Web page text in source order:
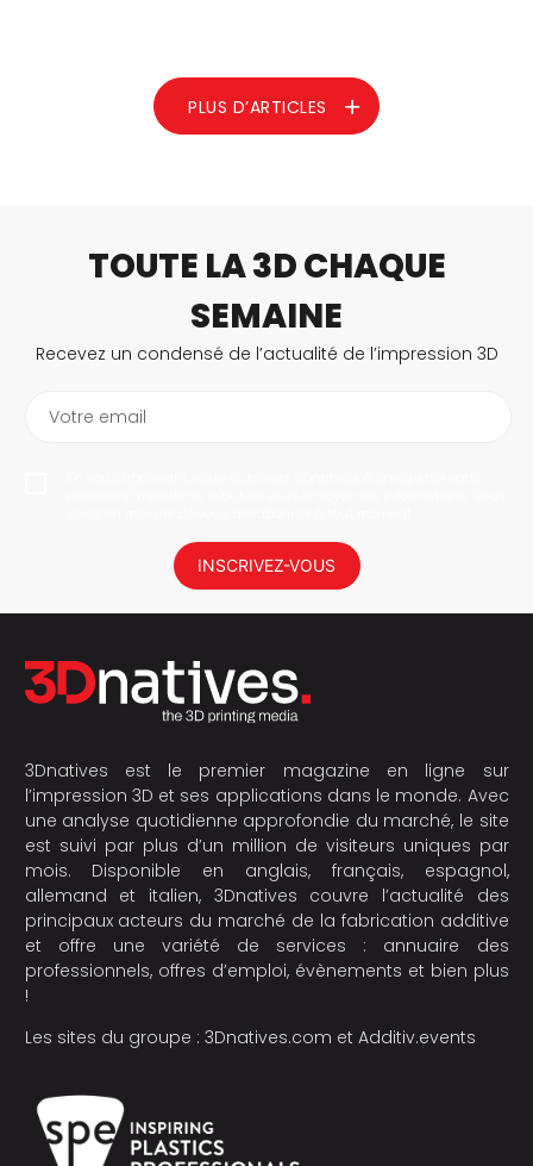
multiplateforme. Ce programme se distingue…
PLUS D’ARTICLES
TOUTE LA 3D CHAQUE
SEMAINE
Recevez un condensé de l’actualité de l’impression 3D
Votre email
INSCRIVEZ-VOUS
3Dnatives est le premier magazine en ligne sur
l’impression 3D et ses applications dans le monde. Avec
une analyse quotidienne approfondie du marché, le site
est suivi par plus d’un million de visiteurs uniques par
mois. Disponible en anglais, français, espagnol,
allemand et italien, 3Dnatives couvre l’actualité des
principaux acteurs du marché de la fabrication additive
et offre une variété de services : annuaire des
professionnels, offres d’emploi, évènements et bien plus
!
Les sites du groupe : 3Dnatives.com et Additiv.events